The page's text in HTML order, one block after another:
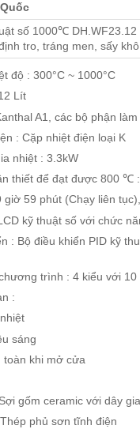
số 1000℃
tro, tráng men, sấy
độ : 300°C ~ 1000°C
Lít
A1, các bộ phận
: Cặp nhiệt điện loại K
nhiệt : 3.3kW
thiết để đạt được 800 ℃
giờ 59 phút (Chạy liên
kỹ thuật số với chức
: Bộ điều khiển PID kỹ
trình : 4 kiểu với 10
:
sáng
toàn khi mở cửa
gốm ceramic với dây
phủ sơn tĩnh điện